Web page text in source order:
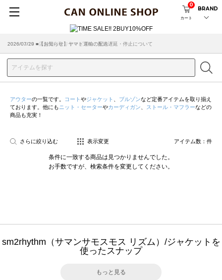
カート
0
BRAND
2026/07/29 ■【お知らせ】ヤマト運輸の配送遅延・停止について
2026/03/18 ■店舗受け取りサービスのご案内
アウターの一覧です。 コート やジャケット ブルゾンなど定番アイテムを取り揃え
ております。他にも ニット・セーターやカーディガン ストール・マフラーなどの
商品も充実！
さらに絞り込む 表示変更 アイテム数： 件
条件に一致する商品は見つかりませんでした。
お手数ですが、検索条件を変更してください。
sm2rhythm（サマンサモスモス リズム）/ジャケットを
使ったスナップ
もっと見る